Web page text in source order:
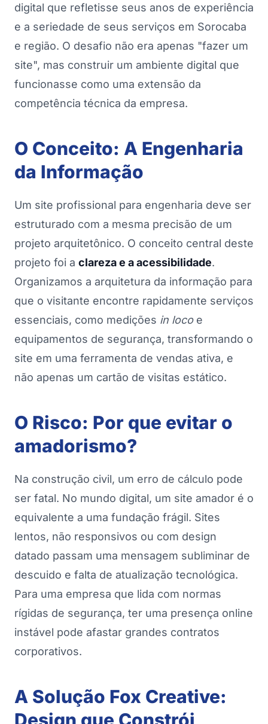
digital que refletisse seus anos de experiência
e a seriedade de seus serviços em Sorocaba
e região. O desafio não era apenas "fazer um
site", mas construir um ambiente digital que
funcionasse como uma extensão da
competência técnica da empresa.
O Conceito: A Engenharia
da Informação
Um site profissional para engenharia deve ser
estruturado com a mesma precisão de um
projeto arquitetônico. O conceito central deste
projeto foi a clareza e a acessibilidade.
Organizamos a arquitetura da informação para
que o visitante encontre rapidamente serviços
essenciais, como medições in locoe
equipamentos de segurança, transformando o
site em uma ferramenta de vendas ativa, e
não apenas um cartão de visitas estático.
O Risco: Por que evitar o
amadorismo?
Na construção civil, um erro de cálculo pode
ser fatal. No mundo digital, um site amador é o
equivalente a uma fundação frágil. Sites
lentos, não responsivos ou com design
datado passam uma mensagem subliminar de
descuido e falta de atualização tecnológica.
Para uma empresa que lida com normas
rígidas de segurança, ter uma presença online
instável pode afastar grandes contratos
corporativos.
A Solução Fox Creative: